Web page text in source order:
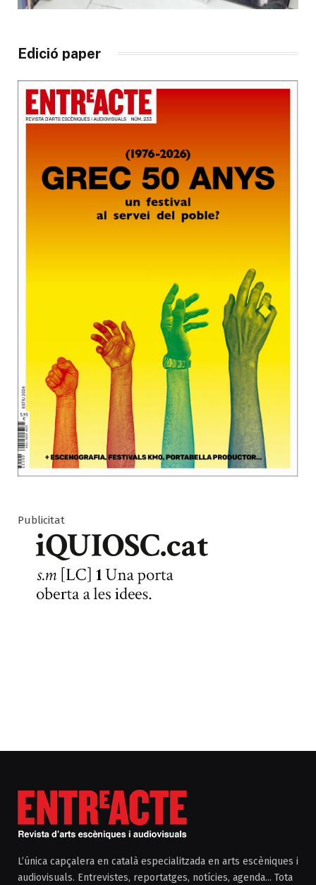
Edició paper
Publicitat
L’única capçalera en català especialitzada en arts escèniques i
audiovisuals. Entrevistes, reportatges, notícies, agenda... Tota